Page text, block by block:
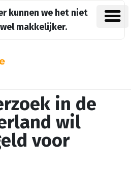
kunnen we het niet
makkelijker.
in de
wil
voor